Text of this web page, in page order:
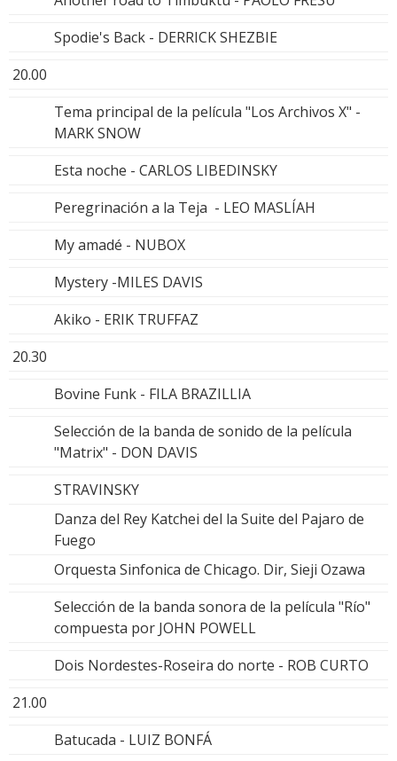
Spodie's Back - DERRICK SHEZBIE
20.00
Tema principal de la película "Los Archivos X" -
MARK SNOW
Esta noche - CARLOS LIBEDINSKY
Peregrinación a la Teja - LEO MASLÍAH
My amadé - NUBOX
Mystery -MILES DAVIS
Akiko - ERIK TRUFFAZ
20.30
Bovine Funk - FILA BRAZILLIA
Selección de la banda de sonido de la película
"Matrix" - DON DAVIS
STRAVINSKY
Danza del Rey Katchei del la Suite del Pajaro de
Fuego
Orquesta Sinfonica de Chicago. Dir, Sieji Ozawa
Selección de la banda sonora de la película "Río"
compuesta por JOHN POWELL
Dois Nordestes-Roseira do norte - ROB CURTO
21.00
Batucada - LUIZ BONFÁ